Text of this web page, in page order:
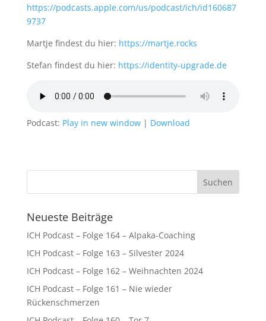
https://podcasts.apple.com/us/podcast/ich/id160687
9737
Martje findest du hier: https://martje.rocks
Stefan findest du hier: https://identity-upgrade.de
Podcast: Play in new window| Download
Neueste Beiträge
ICH Podcast – Folge 164 – Alpaka-Coaching
ICH Podcast – Folge 163 – Silvester 2024
ICH Podcast – Folge 162 – Weihnachten 2024
ICH Podcast – Folge 161 – Nie wieder
Rückenschmerzen